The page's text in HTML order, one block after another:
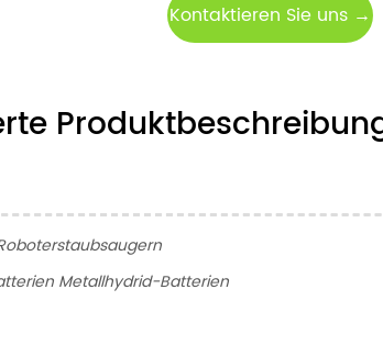
Kontaktieren Sie uns →
Metallhydrid-Batterien